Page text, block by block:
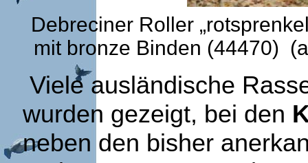
Debreciner Roller
mit bronze Binden (44470)
Viele ausländische
wurden gezeigt, bei den
neben den bisher